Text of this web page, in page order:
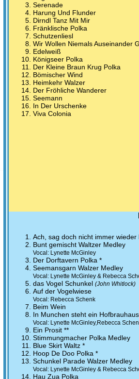
Serenade
Harung Und Flunder
Dirndl Tanz Mit Mir
Fränklische Polka
Schutzenliesl
Wir Wollen Niemals Auseinander
Edelweiß
Königseer Polka
Der Kleine Braun Krug Polka
Bömischer Wind
Heimkehr Walzer
Der Fröhliche Wanderer
Seemann
In Der Urschenke
Viva Colonia
Ach, sag doch nicht immer wieder
Bunt gemischt Waltzer Medley
Vocal: Lynette McGinley
Der Dorftavern Polka *
Seemansgarn Walzer Medley
Vocal: Lynette McGinley & Rebecca
das Vogel Schunkel (John Whitlock)
Auf der Vogelwiese
Vocal: Rebecca Schenk
Beim Wein
In Munchen steht ein Hofbrauhaus
Vocal: Lynette McGinley,Rebecca
Ein Prosit **
Stimmungmacher Polka Medley
Blue Skirt Waltz *
Hoop De Doo Polka *
Schunkel Parade Walzer Medley
Vocal: Lynette McGinley & Rebecca
Hau Zua Polka